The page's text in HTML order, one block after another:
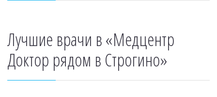
Лучшие врачи в «Медцентр
Доктор рядом в Строгино»